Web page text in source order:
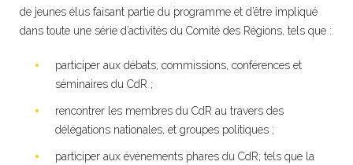
de jeunes élus faisant partie du programme et d’être impliqué
dans toute une série d’activités du Comité des Régions, tels que :
participer aux débats, commissions, conférences et
séminaires du CdR ;
rencontrer les membres du CdR au travers des
délégations nationales, et groupes politiques ;
participer aux événements phares du CdR; tels que la